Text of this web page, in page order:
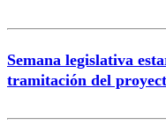
Semana legislativa
tramitación del